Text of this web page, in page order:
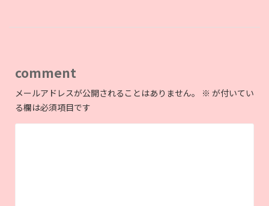
comment
メールアドレスが公開されることはありません。 ※ が付いてい
る欄は必須項目です